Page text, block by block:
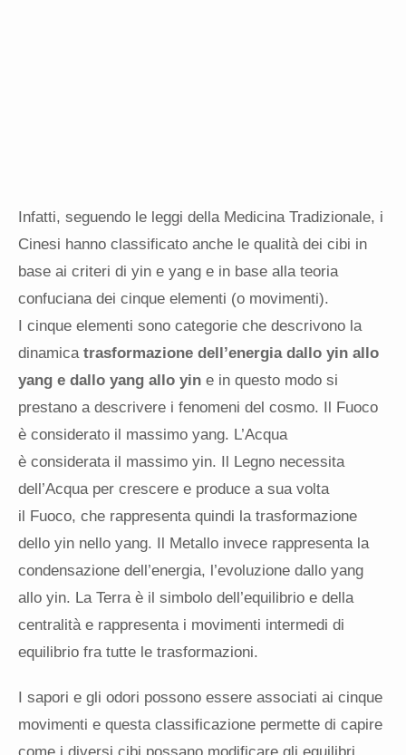
Infatti, seguendo le leggi della Medicina Tradizionale, i
Cinesi hanno classificato anche le qualità dei cibi in
base ai criteri di yin e yang e in base alla teoria
confuciana dei cinque elementi (o movimenti).
I cinque elementi sono categorie che descrivono la
dinamica trasformazione dell’energia dallo yin allo
yang e dallo yang allo yin e in questo modo si
prestano a descrivere i fenomeni del cosmo. Il Fuoco
è considerato il massimo yang. L’Acqua
è considerata il massimo yin. Il Legno necessita
dell’Acqua per crescere e produce a sua volta
il Fuoco, che rappresenta quindi la trasformazione
dello yin nello yang. Il Metallo invece rappresenta la
condensazione dell’energia, l’evoluzione dallo yang
allo yin. La Terra è il simbolo dell’equilibrio e della
centralità e rappresenta i movimenti intermedi di
equilibrio fra tutte le trasformazioni.
I sapori e gli odori possono essere associati ai cinque
movimenti e questa classificazione permette di capire